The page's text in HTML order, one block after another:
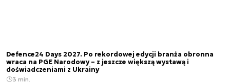
Defence24 Days 2027. Po rekordowej edycji branża obronna
wraca na PGE Narodowy – z jeszcze większą wystawą i
doświadczeniami z Ukrainy
3 min.